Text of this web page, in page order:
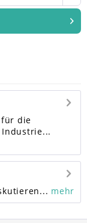
die
mehr